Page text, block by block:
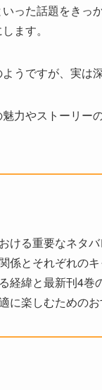
った話題をきっ
ます。
うですが、実は
力やストーリー
ける重要なネタ
係とそれぞれの
経緯と最新刊4巻
に楽しむための